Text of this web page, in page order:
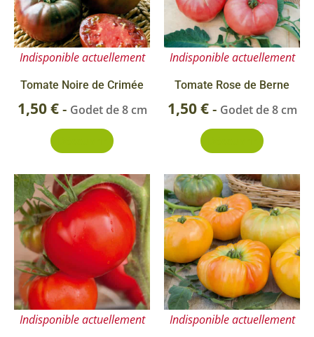
Indisponible actuellement
Tomate Noire de Crimée
1,50€- Godet de 8 cm
Indisponible actuellement
Tomate Rose de Berne
1,50€- Godet de 8 cm
Indisponible actuellement Indisponible actuellement